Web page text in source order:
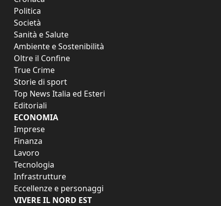
Politica
Società
Sanità e Salute
Ambiente e Sostenibilità
Oltre il Confine
True Crime
Storie di sport
Top News Italia ed Esteri
Editoriali
ECONOMIA
Imprese
Finanza
Lavoro
Tecnologia
Infrastrutture
Eccellenze e personaggi
VIVERE IL NORD EST